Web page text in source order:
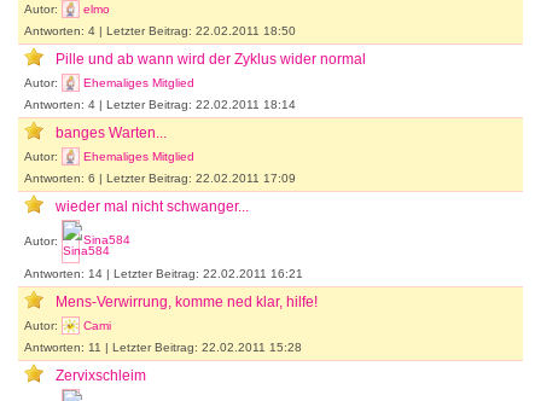
Autor:
elmo
Antworten: 4 | Letzter Beitrag: 22.02.2011 18:50
Pille und ab wann wird der Zyklus wider normal
Autor:
Ehemaliges Mitglied
Antworten: 4 | Letzter Beitrag: 22.02.2011 18:14
banges Warten...
Autor:
Ehemaliges Mitglied
Antworten: 6 | Letzter Beitrag: 22.02.2011 17:09
wieder mal nicht schwanger...
Autor: Sina584
Antworten: 14 | Letzter Beitrag: 22.02.2011 16:21
Mens-Verwirrung, komme ned klar, hilfe!
Autor:
Cami
Antworten: 11 | Letzter Beitrag: 22.02.2011 15:28
Zervixschleim